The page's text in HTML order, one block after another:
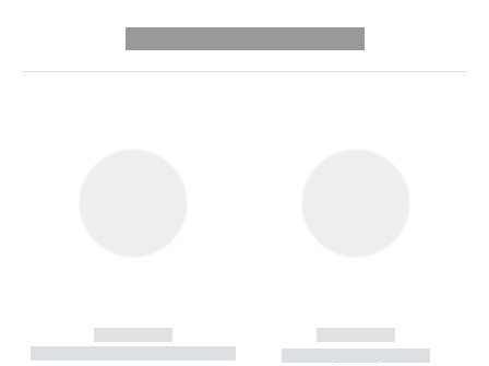
------------
----------- ----------- --------
------------
----------- -----------